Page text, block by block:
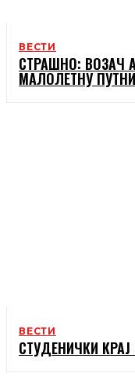
ВЕСТИ
СТРАШНО: ВОЗАЧ
МАЛОЛЕТНУ
ВЕСТИ
СТУДЕНИЧКИ